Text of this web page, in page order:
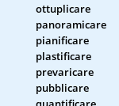
ottuplicare
panoramicare
pianificare
plastificare
prevaricare
pubblicare